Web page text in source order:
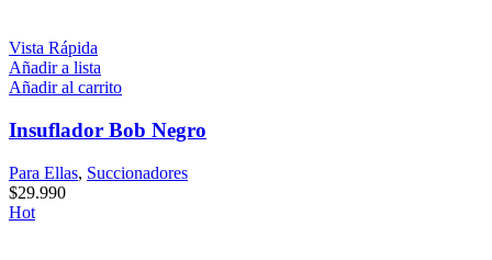
Vista Rápida
Añadir a lista
Añadir al carrito
Insuflador Bob Negro
Para Ellas, Succionadores
$29.990
Hot